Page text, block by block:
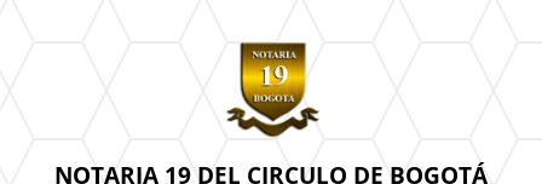
NOTARIA 19 DEL CIRCULO DE BOGOTÁ